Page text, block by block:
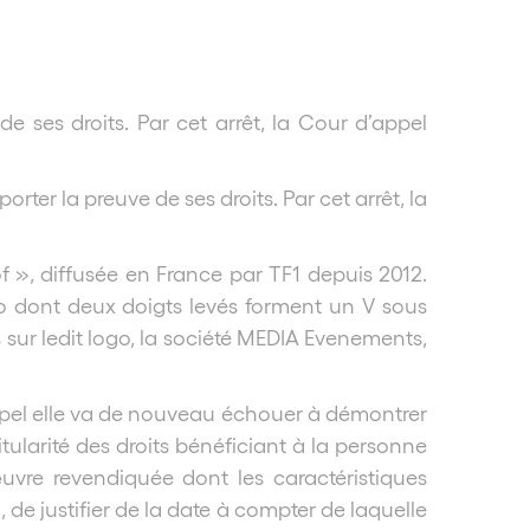
ses droits. Par cet arrêt, la Cour d’appel
la preuve de ses droits. Par cet arrêt, la
diffusée en France par TF1 depuis 2012.
dont deux doigts levés forment un V sous
ledit logo, la société MEDIA Evenements,
elle va de nouveau échouer à démontrer
des droits bénéficiant à la personne
revendiquée dont les caractéristiques
justifier de la date à compter de laquelle